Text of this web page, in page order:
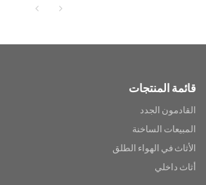
قائمة المنتجات
القادمون الجدد
المبيعات الساخنة
الأثاث في الهواء الطلق
أثاث داخلي